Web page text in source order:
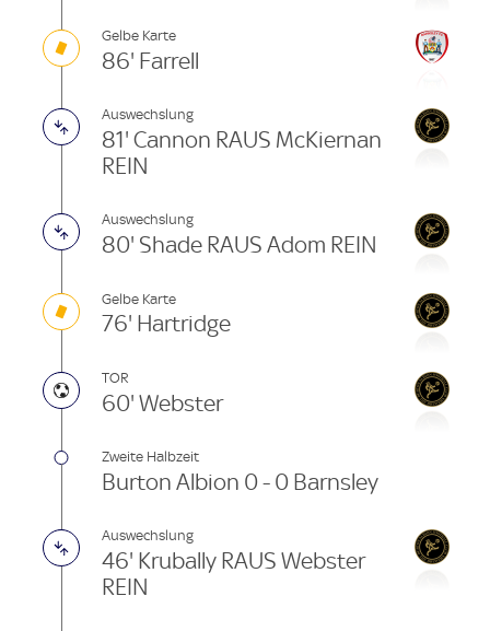
Gelbe Karte
86' Farrell
Auswechslung
81' Cannon RAUS McKiernan
REIN
Auswechslung
80' Shade RAUS Adom REIN
Gelbe Karte
76' Hartridge
TOR
60' Webster
Zweite Halbzeit
Burton Albion 0 - 0 Barnsley
Auswechslung
46' Krubally RAUS Webster
REIN